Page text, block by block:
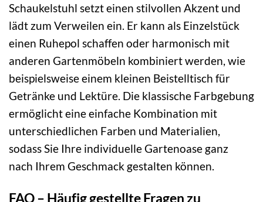
Schaukelstuhl setzt einen stilvollen Akzent und
lädt zum Verweilen ein. Er kann als Einzelstück
einen Ruhepol schaffen oder harmonisch mit
anderen Gartenmöbeln kombiniert werden, wie
beispielsweise einem kleinen Beistelltisch für
Getränke und Lektüre. Die klassische Farbgebung
ermöglicht eine einfache Kombination mit
unterschiedlichen Farben und Materialien,
sodass Sie Ihre individuelle Gartenoase ganz
nach Ihrem Geschmack gestalten können.
FAQ – Häufig gestellte Fragen zu